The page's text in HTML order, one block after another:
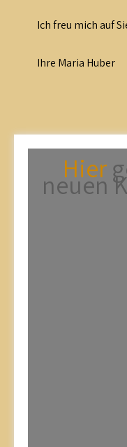
Ich freu mich auf
Ihre Maria Huber
Hier
neuen